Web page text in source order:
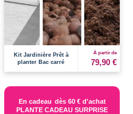
Kit Jardinière Prêt à
planter Bac carré
À partir de
79,90 €
En cadeau dès 60 € d'achat
PLANTE CADEAU SURPRISE